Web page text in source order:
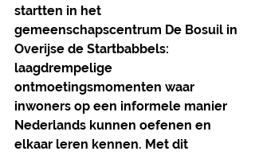
startten in het
gemeenschapscentrum De Bosuil in
Overijse de Startbabbels:
laagdrempelige
ontmoetingsmomenten waar
inwoners op een informele manier
Nederlands kunnen oefenen en
elkaar leren kennen. Met dit